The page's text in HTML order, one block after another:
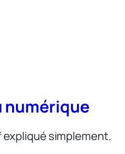
numérique
simplement.